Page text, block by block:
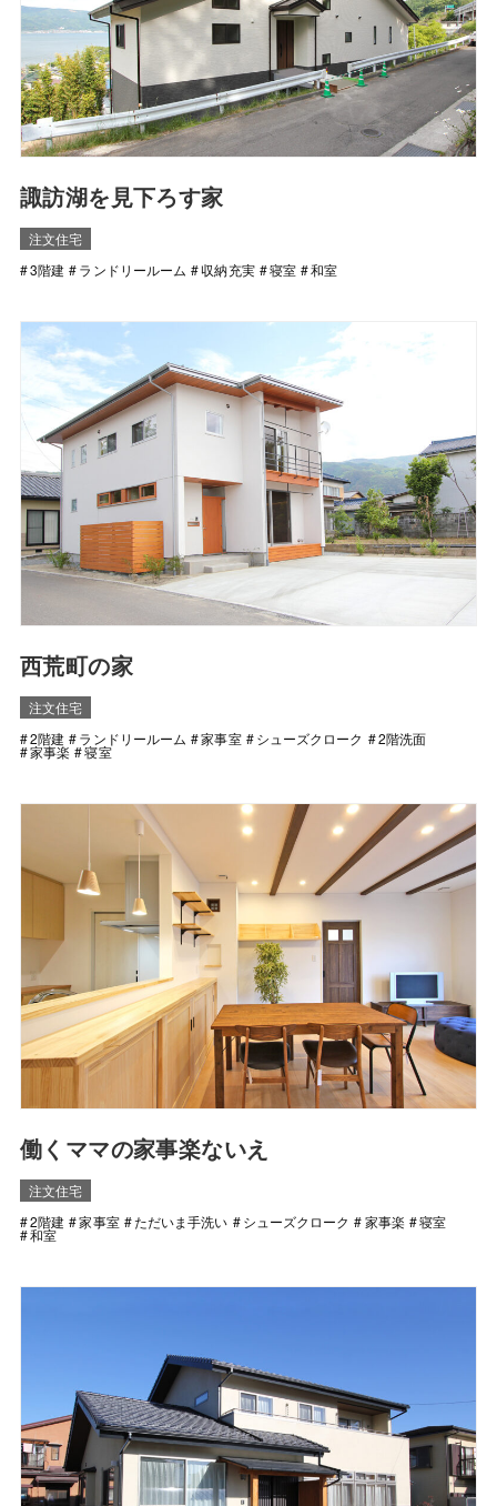
諏訪湖を見下ろす家
注文住宅
3階建
ランドリールーム 収納充実 寝室 和室
西荒町の家
注文住宅
2階建
ランドリールーム 家事室 シューズクローク 2階洗面
家事楽 寝室
働くママの家事楽ないえ
注文住宅
2階建
家事室 ただいま手洗い シューズクローク 家事楽 寝室
和室